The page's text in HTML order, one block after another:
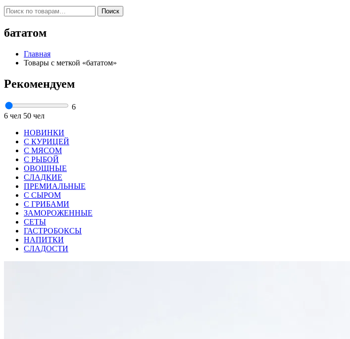
Искать: Поиск
бататом
Главная
Товары с меткой «бататом»
Рекомендуем
6
6 чел 50 чел
НОВИНКИ
С КУРИЦЕЙ
С МЯСОМ
С РЫБОЙ
ОВОЩНЫЕ
СЛАДКИЕ
ПРЕМИАЛЬНЫЕ
С СЫРОМ
С ГРИБАМИ
ЗАМОРОЖЕННЫЕ
СЕТЫ
ГАСТРОБОКСЫ
НАПИТКИ
СЛАДОСТИ